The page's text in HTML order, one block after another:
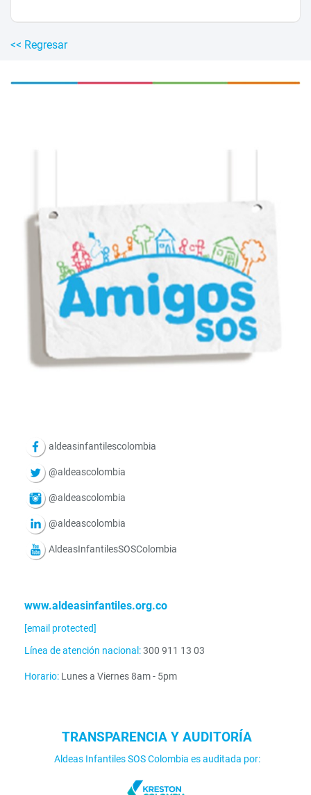
<< Regresar
aldeasinfantilescolombia
@aldeascolombia
@aldeascolombia
@aldeascolombia
AldeasInfantilesSOSColombia
www.aldeasinfantiles.org.co
[email protected]
Línea de atención nacional:300 911 13 03
Horario: Lunes a Viernes 8am - 5pm
TRANSPARENCIA Y AUDITORÍA
Aldeas Infantiles SOS Colombia es auditada por: